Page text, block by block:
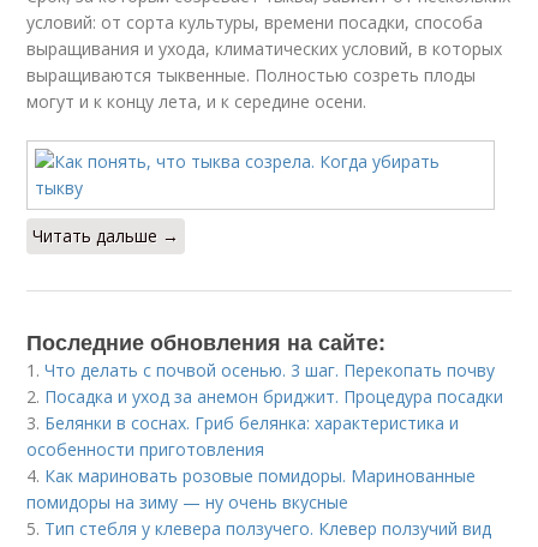
условий: от сорта культуры, времени посадки, способа
выращивания и ухода, климатических условий, в которых
выращиваются тыквенные. Полностью созреть плоды
могут и к концу лета, и к середине осени.
Читать дальше →
Последние обновления на сайте:
1.Что делать с почвой осенью. 3 шаг. Перекопать почву
2. Посадка и уход за анемон бриджит. Процедура посадки
3. Белянки в соснах. Гриб белянка: характеристика и
особенности приготовления
4. Как мариновать розовые помидоры. Маринованные
помидоры на зиму — ну очень вкусные
5. Тип стебля у клевера ползучего. Клевер ползучий вид